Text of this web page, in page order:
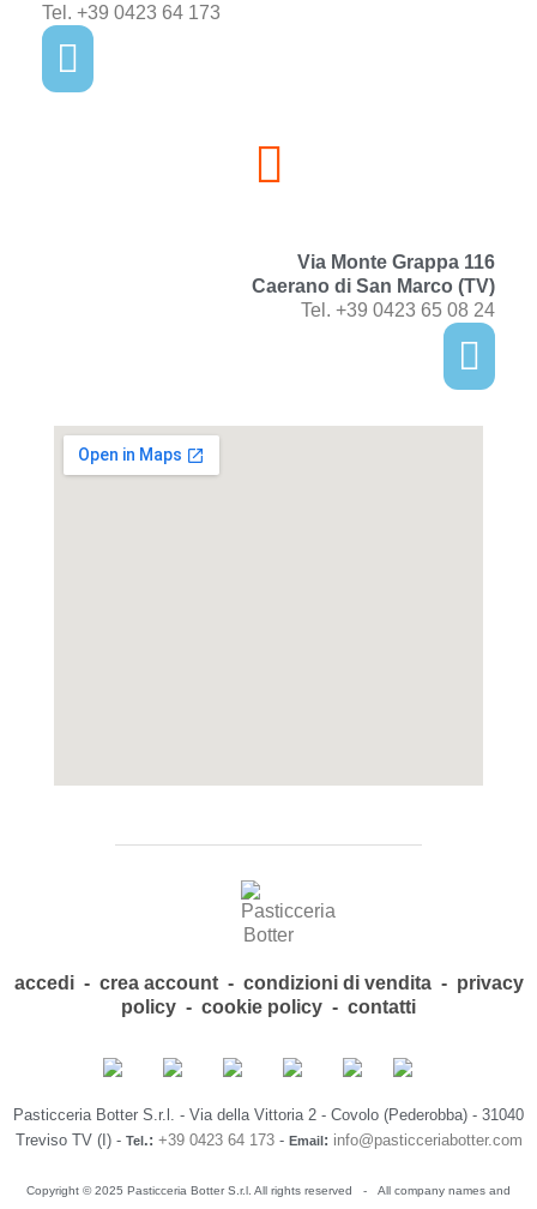
Tel. +39 0423 64 173
Via Monte Grappa 116
Caerano di San Marco (TV)
Tel. +39 0423 65 08 24
accedi - crea account - condizioni di vendita - privacy
policy - cookie policy - contatti
Pasticceria Botter S.r.l. - Via della Vittoria 2 - Covolo (Pederobba) - 31040
Treviso TV (I) - Tel.: +39 0423 64 173- Email: info@pasticceriabotter.com
Copyright © 2025 Pasticceria Botter S.r.l. All rights reserved - All company names and